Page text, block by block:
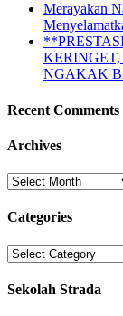
Merayakan
NGAKAK
Recent Comments
Archives
Archives
Categories
Categories
Sekolah Strada